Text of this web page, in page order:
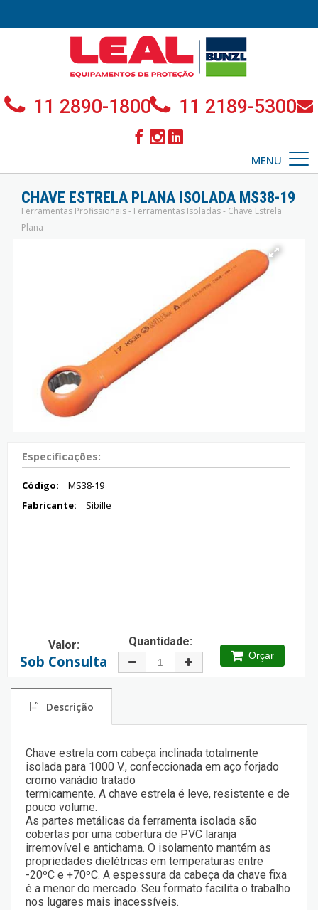
11 2890-1800 11 2189-5300
MENU
CHAVE ESTRELA PLANA ISOLADA MS38-19
Ferramentas Profissionais - Ferramentas Isoladas - Chave Estrela
Plana
Especificações:
Código:
MS38-19
Fabricante:
Sibille
Valor:
Sob Consulta
Quantidade:
Orçar
Descrição
Chave estrela com cabeça inclinada totalmente
isolada para 1000 V., confeccionada em aço forjado
cromo vanádio tratado
termicamente. A chave estrela é leve, resistente e de
pouco volume.
As partes metálicas da ferramenta isolada são
cobertas por uma cobertura de PVC laranja
irremovível e antichama. O isolamento mantém as
propriedades dielétricas em temperaturas entre
-20ºC e +70ºC. A espessura da cabeça da chave fixa
é a menor do mercado. Seu formato facilita o trabalho
nos lugares mais inacessíveis.